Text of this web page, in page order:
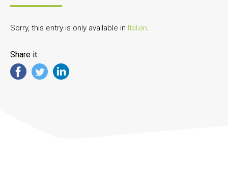
Sorry, this entry is only available in Italian.
Share it: